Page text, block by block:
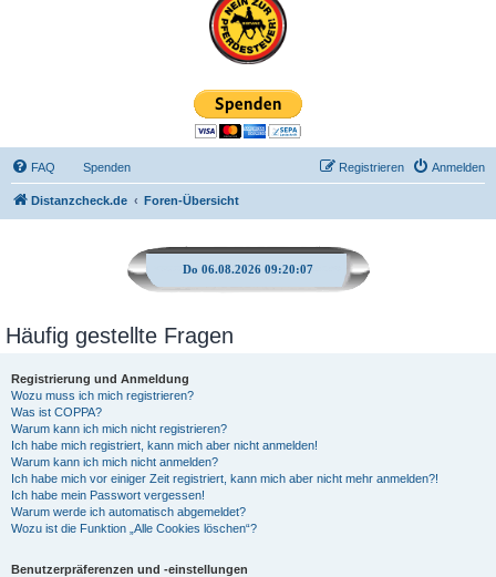
FAQ Spenden Anmelden
Registrieren
Distanzcheck.de Foren-Übersicht
Do 06.08.2026 09:20:08
Häufig gestellte Fragen
Registrierung und Anmeldung
Wozu muss ich mich registrieren?
Was ist COPPA?
Warum kann ich mich nicht registrieren?
Ich habe mich registriert, kann mich aber nicht anmelden!
Warum kann ich mich nicht anmelden?
Ich habe mich vor einiger Zeit registriert, kann mich aber nicht mehr anmelden?!
Ich habe mein Passwort vergessen!
Warum werde ich automatisch abgemeldet?
Wozu ist die Funktion „Alle Cookies löschen“?
Benutzerpräferenzen und -einstellungen